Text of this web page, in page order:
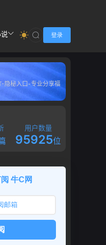
登录
隐秘入口-专业分享福
用户数量
95925位
牛C网